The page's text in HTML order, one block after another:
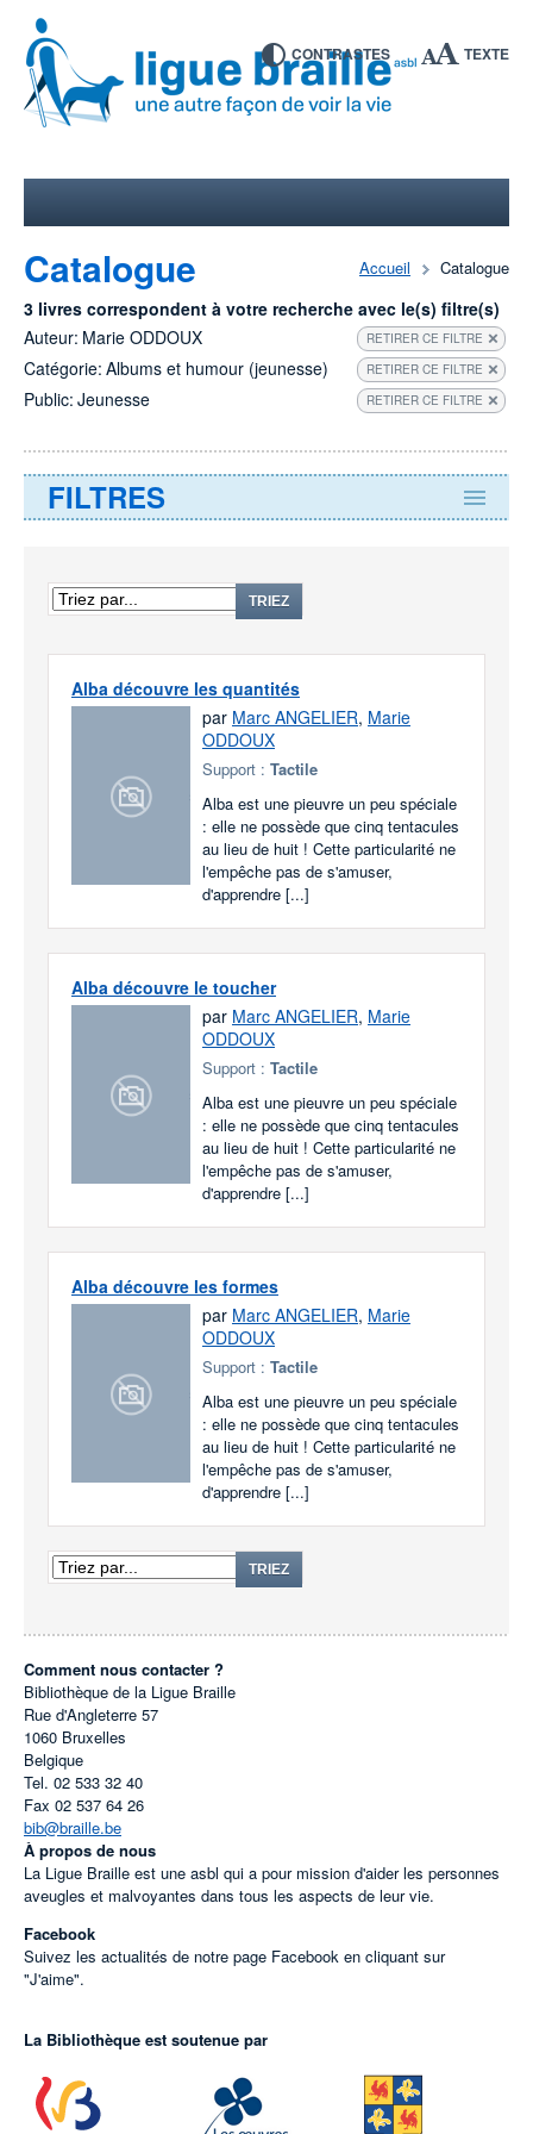
CONTRASTES TEXTE
Accueil Catalogue
Catalogue
3 livres correspondent à votre recherche avec le(s) filtre(s)
Auteur: Marie ODDOUX RETIRER CE FILTRE
Catégorie: Albums et humour (jeunesse) RETIRER CE FILTRE
Public: Jeunesse RETIRER CE FILTRE
FILTRES
TRIEZ
Alba découvre les quantités
par Marc ANGELIER, Marie
ODDOUX
Support : Tactile
Alba est une pieuvre un peu spéciale
: elle ne possède que cinq tentacules
au lieu de huit ! Cette particularité ne
l'empêche pas de s'amuser,
d'apprendre [...]
Alba découvre le toucher
par Marc ANGELIER, Marie
ODDOUX
Support : Tactile
Alba est une pieuvre un peu spéciale
: elle ne possède que cinq tentacules
au lieu de huit ! Cette particularité ne
l'empêche pas de s'amuser,
d'apprendre [...]
Alba découvre les formes
par Marc ANGELIER, Marie
ODDOUX
Support : Tactile
Alba est une pieuvre un peu spéciale
: elle ne possède que cinq tentacules
au lieu de huit ! Cette particularité ne
l'empêche pas de s'amuser,
d'apprendre [...]
TRIEZ
Comment nous contacter ?
Bibliothèque de la Ligue Braille
Rue d'Angleterre 57
1060 Bruxelles
Belgique
Tel. 02 533 32 40
Fax 02 537 64 26
bib@braille.be
À propos de nous
La Ligue Braille est une asbl qui a pour mission d'aider les personnes
aveugles et malvoyantes dans tous les aspects de leur vie.
Facebook
Suivez les actualités de notre page Facebook en cliquant sur
"J'aime".
La Bibliothèque est soutenue par